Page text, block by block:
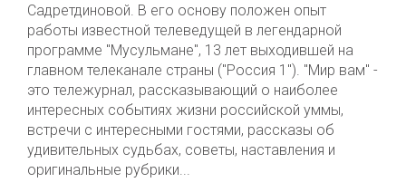
Садретдиновой. В его основу положен опыт
работы известной телеведущей в легендарной
программе "Мусульмане", 13 лет выходившей на
главном телеканале страны ("Россия 1"). "Мир вам" -
это тележурнал, рассказывающий о наиболее
интересных событиях жизни российской уммы,
встречи с интересными гостями, рассказы об
удивительных судьбах, советы, наставления и
оригинальные рубрики...